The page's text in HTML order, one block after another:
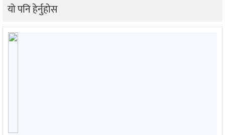
यो पनि हेर्नुहोस